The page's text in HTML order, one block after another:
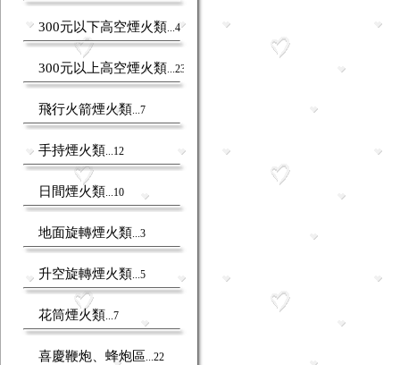
300元以下高空煙火類 ...4
300元以上高空煙火類 ...23
飛行火箭煙火類 ...7
手持煙火類 ...12
日間煙火類 ...10
地面旋轉煙火類 ...3
升空旋轉煙火類 ...5
花筒煙火類 ...7
喜慶鞭炮、蜂炮區 ...22